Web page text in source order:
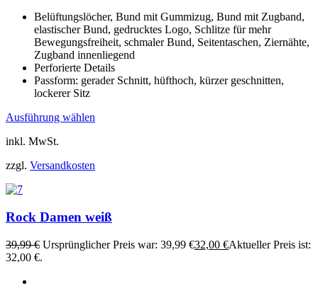
Belüftungslöcher, Bund mit Gummizug, Bund mit Zugband,
elastischer Bund, gedrucktes Logo, Schlitze für mehr
Bewegungsfreiheit, schmaler Bund, Seitentaschen, Ziernähte,
Zugband innenliegend
Perforierte Details
Passform: gerader Schnitt, hüfthoch, kürzer geschnitten,
lockerer Sitz
Ausführung wählen
inkl. MwSt.
zzgl. Versandkosten
Rock Damen weiß
39,99€ Ursprünglicher Preis war: 39,99 €32,00 €Aktueller Preis ist:
32,00 €.